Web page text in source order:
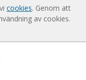
cookies. Genom att
av cookies.